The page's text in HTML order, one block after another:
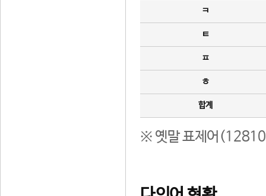
ㅋ
ㅌ
ㅍ
ㅎ
합계
※ 옛말 표제어(12810